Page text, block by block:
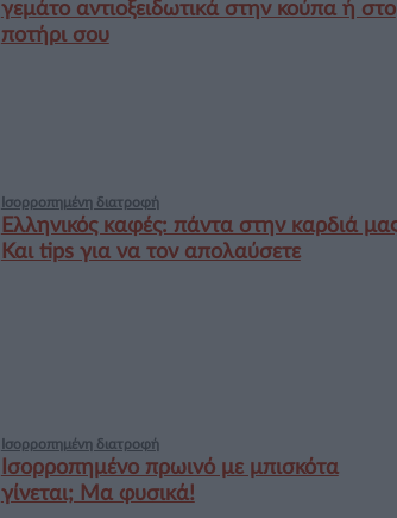
γεμάτο αντιοξειδωτικά στην κούπα ή στο
ποτήρι σου
Ισορροπημένη διατροφή
Ελληνικός καφές: πάντα στην καρδιά
Και tips για να τον απολαύσετε
Ισορροπημένη διατροφή
Ισορροπημένο πρωινό με μπισκότα
γίνεται; Μα φυσικά!